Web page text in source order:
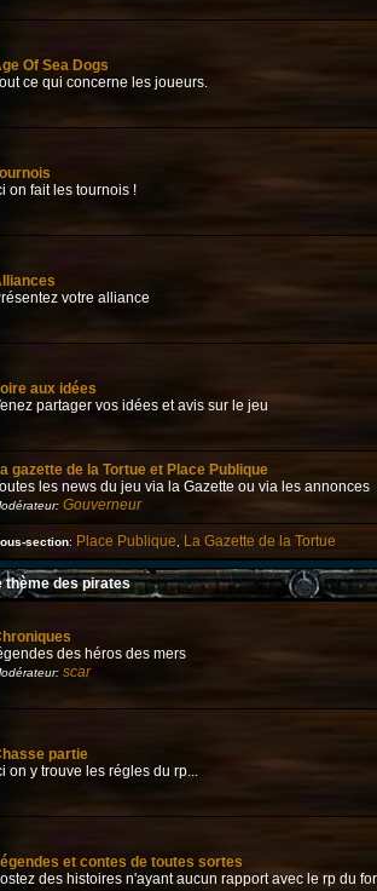
Of Sea Dogs
ce qui concerne les joueurs.
on fait les tournois !
votre alliance
aux idées
partager vos idées et avis sur le jeu
gazette de la Tortue et Place Publique
les news du jeu via la Gazette ou via les annonces
Gouverneur
section: Place Publique La Gazette de la Tortue
thème des pirates
des héros des mers
scar
partie
on y trouve les régles du rp...
et contes de toutes sortes
des histoires n'ayant aucun rapport avec le rp du